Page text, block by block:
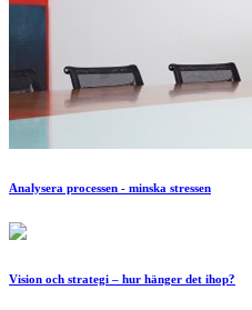
Analysera processen - minska stressen
Vision och strategi – hur hänger det ihop?